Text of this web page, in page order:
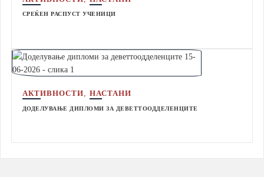
СРЕЌЕН РАСПУСТ УЧЕНИЦИ
АКТИВНОСТИ, НАСТАНИ
ДОДЕЛУВАЊЕ ДИПЛОМИ ЗА ДЕВЕТТООДДЕЛЕНЦИТЕ